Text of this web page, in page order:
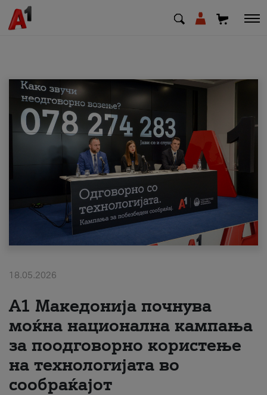
МК EN SQ
Деловни
Поддршка
Надополни кредит
#ПодобарОнлајн
18.05.2026
A1 Македонија почнува
моќна национална кампања
за поодговорно користење
на технологијата во
сообраќајот